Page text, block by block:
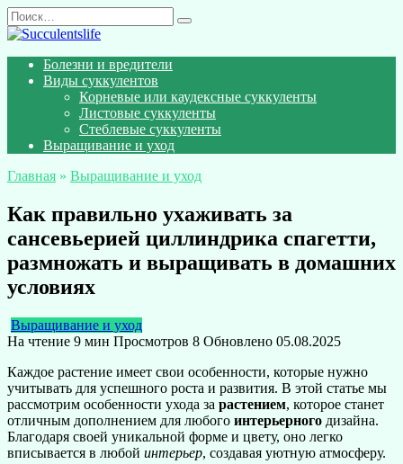
Перейти
к
Search
for:
Болезни и вредители
Виды суккулентов
Корневые или каудексные суккуленты
Листовые суккуленты
Стеблевые суккуленты
Выращивание и уход
Главная » Выращивание и уход
Как правильно ухаживать за
сансевьерией циллиндрика спагетти,
размножать и выращивать в домашних
условиях
Выращивание и уход
На чтение 9 мин Просмотров 8 Обновлено 05.08.2025
Каждое растение имеет свои особенности, которые нужно
учитывать для успешного роста и развития. В этой статье мы
рассмотрим особенности ухода за растением, которое станет
отличным дополнением для любого интерьерного дизайна.
Благодаря своей уникальной форме и цвету, оно легко
вписывается в любой интерьер, создавая уютную атмосферу.